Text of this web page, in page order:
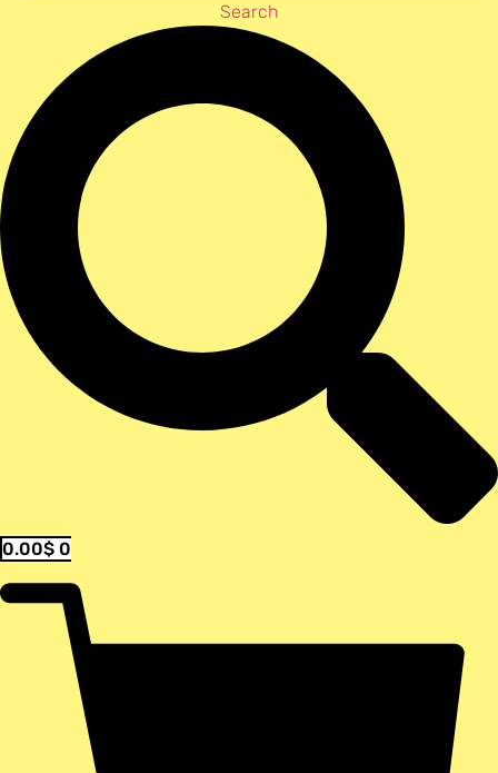
Search
0.00$ 0